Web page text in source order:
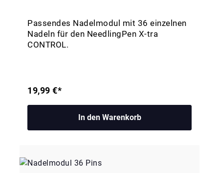
Passendes Nadelmodul mit 36 einzelnen
Nadeln für den NeedlingPen X-tra
CONTROL.
19,99 €*
In den Warenkorb